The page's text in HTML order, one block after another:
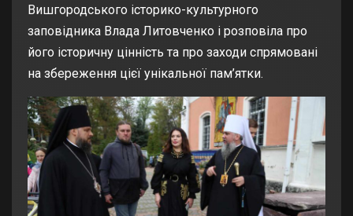
Вишгородського історико-культурного
заповідника Влада Литовченко і розповіла про
його історичну цінність та про заходи спрямовані
на збереження цієї унікальної пам’ятки.